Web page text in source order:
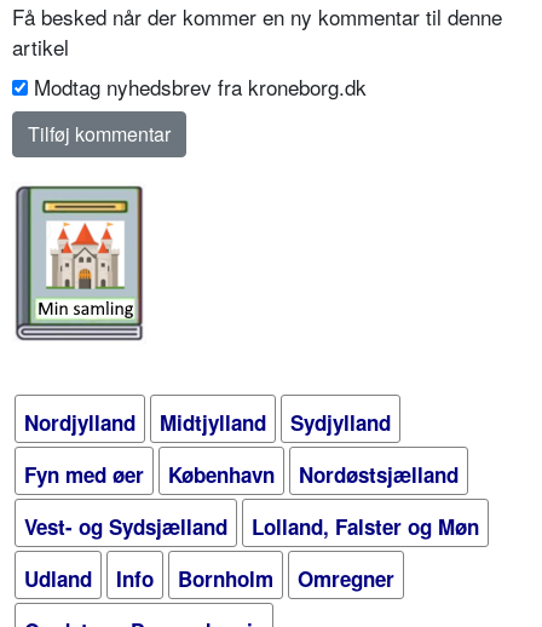
Få besked når der kommer en ny kommentar til denne
artikel
Modtag nyhedsbrev fra kroneborg.dk
Nordjylland Midtjylland
Sydjylland
Fyn med øer
København
Nordøstsjælland
Vest- og Sydsjælland
Lolland, Falster og Møn
Udland
Info Bornholm
Omregner